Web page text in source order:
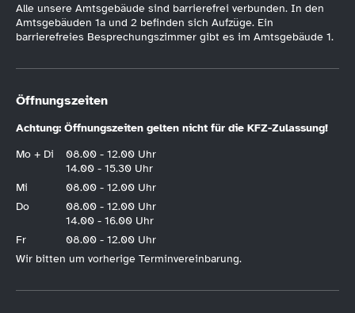
Alle unsere Amtsgebäude sind barrierefrei verbunden. In den
Amtsgebäuden 1a und 2 befinden sich Aufzüge. Ein
barrierefreies Besprechungszimmer gibt es im Amtsgebäude 1.
Öffnungszeiten
Achtung: Öffnungszeiten gelten nicht für die KFZ-Zulassung!
Mo + Di
08.00 - 12.00 Uhr
14.00 - 15.30 Uhr
Mi
08.00 - 12.00 Uhr
Do
08.00 - 12.00 Uhr
14.00 - 16.00 Uhr
Fr
08.00 - 12.00 Uhr
Wir bitten um vorherige Terminvereinbarung.